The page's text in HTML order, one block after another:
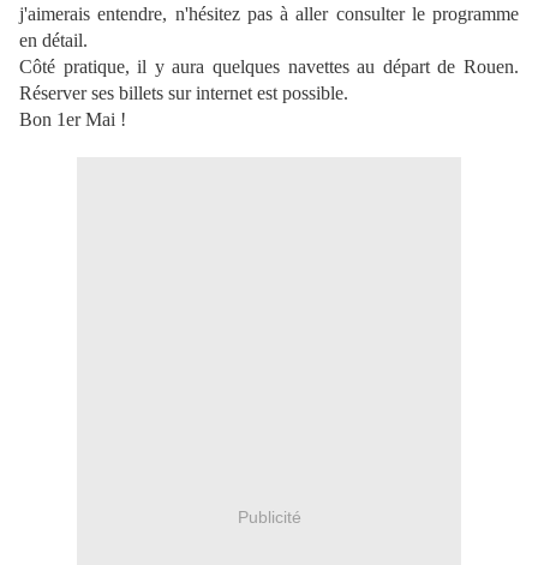
j'aimerais entendre, n'hésitez pas à aller consulter le programme
en détail.
Côté pratique, il y aura quelques navettes au départ de Rouen.
Réserver ses billets sur internet est possible.
Bon 1er Mai !
Publicité